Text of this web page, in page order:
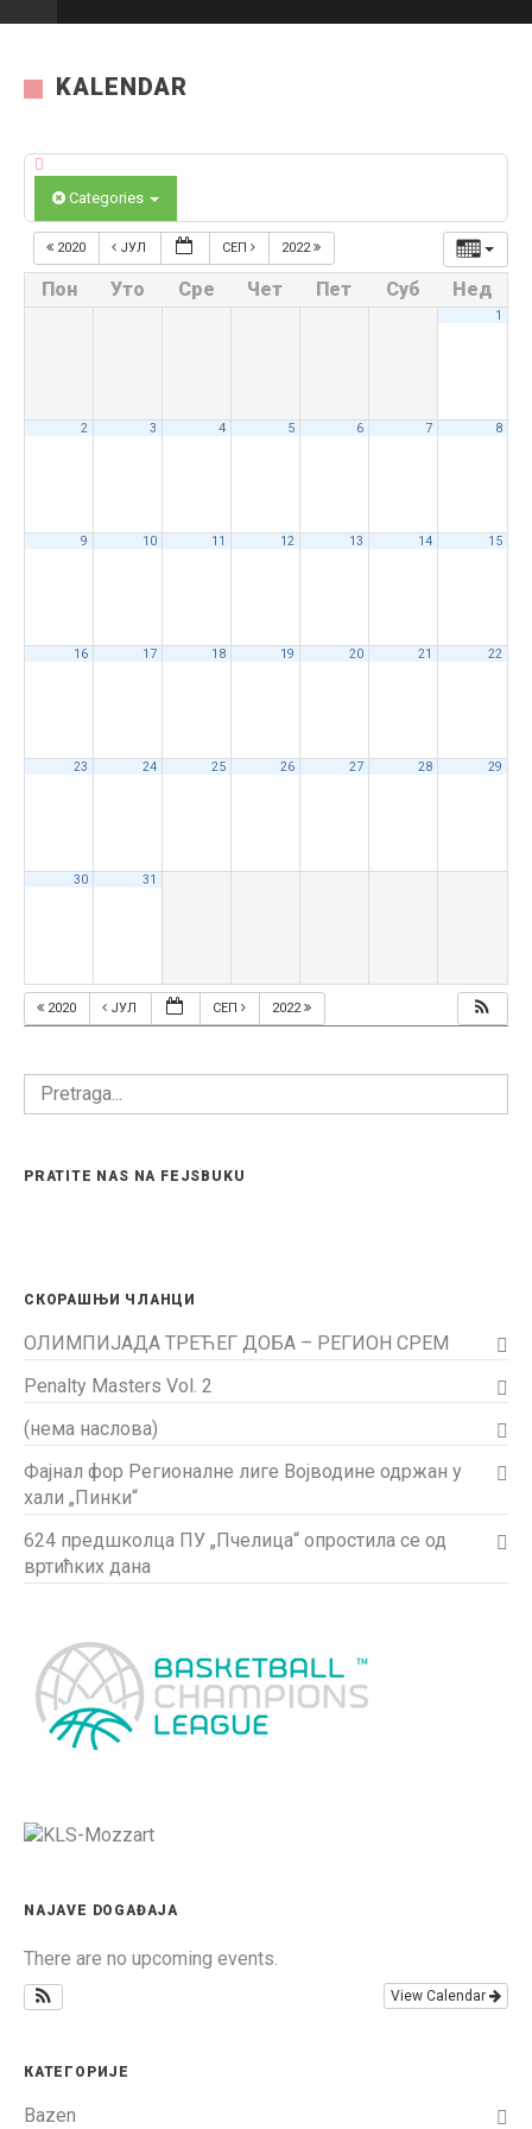
KALENDAR
Categories
2020 ЈУЛ СЕП 2022
Пон Уто Сре Чет Пет Суб Нед
1
2 3 4 5 6 7 8
9 10 11 12 13 14 15
16 17 18 19 20 21 22
23 24 25 26 27 28 29
30 31
2020 ЈУЛ СЕП 2022
PRATITE NAS NA FEJSBUKU
СКОРАШЊИ ЧЛАНЦИ
ОЛИМПИЈАДА ТРЕЋЕГ ДОБА – РЕГИОН СРЕМ
Penalty Masters Vol. 2
(нема наслова)
Фајнал фор Регионалне лиге Војводине одржан у
хали „Пинки“
624 предшколца ПУ „Пчелица“ опростила се од
вртићких дана
NAJAVE DOGAĐAJA
There are no upcoming events.
View Calendar
КАТЕГОРИЈЕ
Bazen